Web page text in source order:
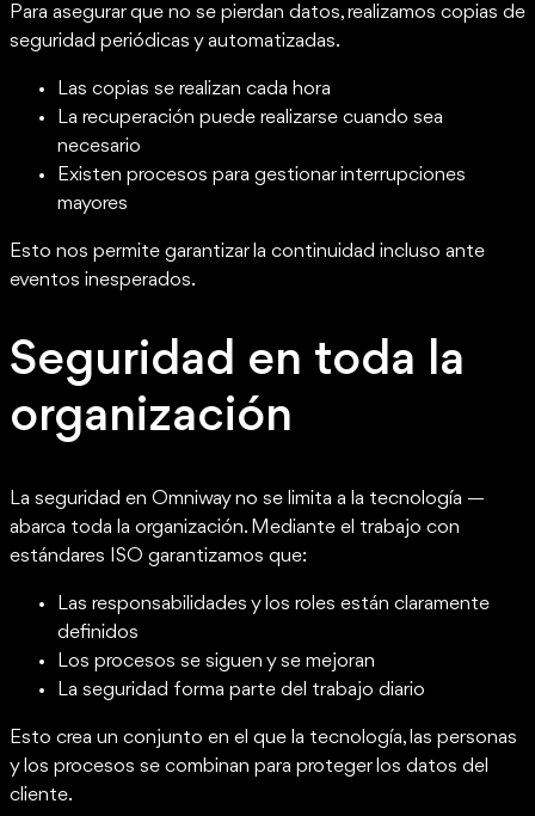
Para asegurar que no se pierdan datos, realizamos copias de
seguridad periódicas y automatizadas.
Las copias se realizan cada hora
La recuperación puede realizarse cuando sea
necesario
Existen procesos para gestionar interrupciones
mayores
Esto nos permite garantizar la continuidad incluso ante
eventos inesperados.
Seguridad en toda la
organización
La seguridad en Omniway no se limita a la tecnología —
abarca toda la organización. Mediante el trabajo con
estándares ISO garantizamos que:
Las responsabilidades y los roles están claramente
definidos
Los procesos se siguen y se mejoran
La seguridad forma parte del trabajo diario
Esto crea un conjunto en el que la tecnología, las personas
y los procesos se combinan para proteger los datos del
cliente.